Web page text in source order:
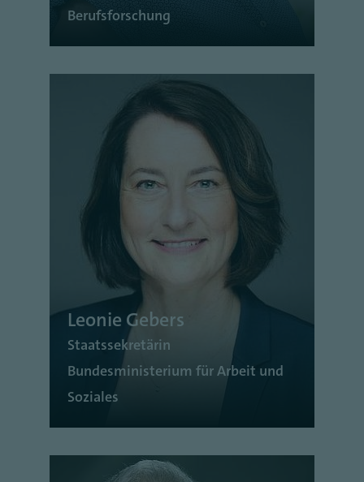
Berufsforschung
Leonie Gebers
Staatssekretärin
Bundesministerium für Arbeit und
Soziales